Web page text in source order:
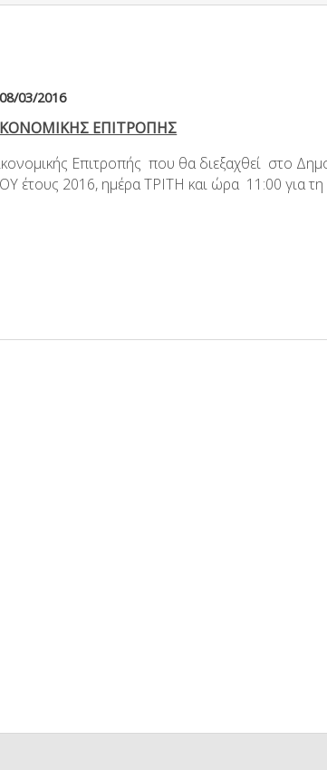
03/2016
ΕΠΙΤΡΟΠΗΣ
Επιτροπής που θα διεξαχθεί στο
2016, ημέρα ΤΡΙΤΗ και ώρα 11:00 για τη